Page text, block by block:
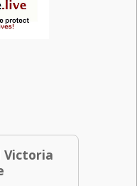
Victoria